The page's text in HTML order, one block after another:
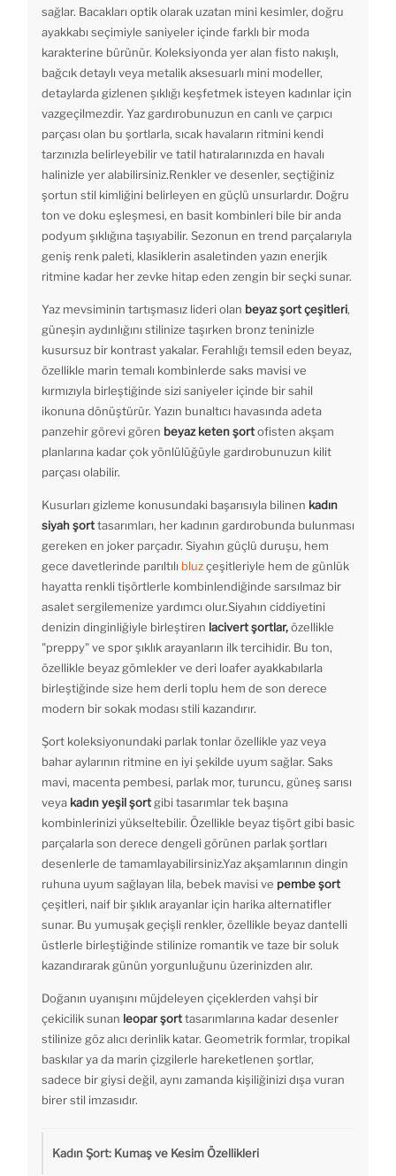
sağlar. Bacakları optik olarak uzatan mini kesimler, doğru
ayakkabı seçimiyle saniyeler içinde farklı bir moda
karakterine bürünür. Koleksiyonda yer alan fisto nakışlı,
bağcık detaylı veya metalik aksesuarlı mini modeller,
detaylarda gizlenen şıklığı keşfetmek isteyen kadınlar için
vazgeçilmezdir. Yaz gardırobunuzun en canlı ve çarpıcı
parçası olan bu şortlarla, sıcak havaların ritmini kendi
tarzınızla belirleyebilir ve tatil hatıralarınızda en havalı
halinizle yer alabilirsiniz.Renkler ve desenler, seçtiğiniz
şortun stil kimliğini belirleyen en güçlü unsurlardır. Doğru
ton ve doku eşleşmesi, en basit kombinleri bile bir anda
podyum şıklığına taşıyabilir. Sezonun en trend parçalarıyla
geniş renk paleti, klasiklerin asaletinden yazın enerjik
ritmine kadar her zevke hitap eden zengin bir seçki sunar.
Yaz mevsiminin tartışmasız lideri olan beyaz şort çeşitleri,
güneşin aydınlığını stilinize taşırken bronz teninizle
kusursuz bir kontrast yakalar. Ferahlığı temsil eden beyaz,
özellikle marin temalı kombinlerde saks mavisi ve
kırmızıyla birleştiğinde sizi saniyeler içinde bir sahil
ikonuna dönüştürür. Yazın bunaltıcı havasında adeta
panzehir görevi gören beyaz keten şortofisten akşam
planlarına kadar çok yönlülüğüyle gardırobunuzun kilit
parçası olabilir.
Kusurları gizleme konusundaki başarısıyla bilinen kadın
siyah şorttasarımları, her kadının gardırobunda bulunması
gereken en joker parçadır. Siyahın güçlü duruşu, hem
gece davetlerinde parıltılı bluzçeşitleriyle hem de günlük
hayatta renkli tişörtlerle kombinlendiğinde sarsılmaz bir
asalet sergilemenize yardımcı olur.Siyahın ciddiyetini
denizin dinginliğiyle birleştiren lacivert şortlar,özellikle
"preppy" ve spor şıklık arayanların ilk tercihidir. Bu ton,
özellikle beyaz gömlekler ve deri loafer ayakkabılarla
birleştiğinde size hem derli toplu hem de son derece
modern bir sokak modası stili kazandırır.
Şort koleksiyonundaki parlak tonlar özellikle yaz veya
bahar aylarının ritmine en iyi şekilde uyum sağlar. Saks
mavi, macenta pembesi, parlak mor, turuncu, güneş sarısı
veya kadın yeşil şortgibi tasarımlar tek başına
kombinlerinizi yükseltebilir. Özellikle beyaz tişört gibi basic
parçalarla son derece dengeli görünen parlak şortları
desenlerle de tamamlayabilirsiniz.Yaz akşamlarının dingin
ruhuna uyum sağlayan lila, bebek mavisi ve pembe şort
çeşitleri, naif bir şıklık arayanlar için harika alternatifler
sunar. Bu yumuşak geçişli renkler, özellikle beyaz dantelli
üstlerle birleştiğinde stilinize romantik ve taze bir soluk
kazandırarak günün yorgunluğunu üzerinizden alır.
Doğanın uyanışını müjdeleyen çiçeklerden vahşi bir
çekicilik sunan leopar şorttasarımlarına kadar desenler
stilinize göz alıcı derinlik katar. Geometrik formlar, tropikal
baskılar ya da marin çizgilerle hareketlenen şortlar,
sadece bir giysi değil, aynı zamanda kişiliğinizi dışa vuran
birer stil imzasıdır.
Kadın Şort: Kumaş ve Kesim Özellikleri